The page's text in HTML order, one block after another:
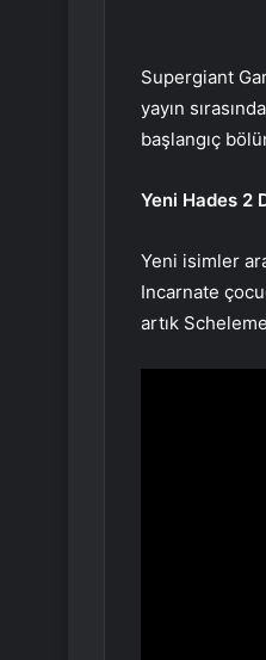
Supergiant
yayın
başlangıç
Yeni Hades 2
Yeni isimler
Incarnate
artık